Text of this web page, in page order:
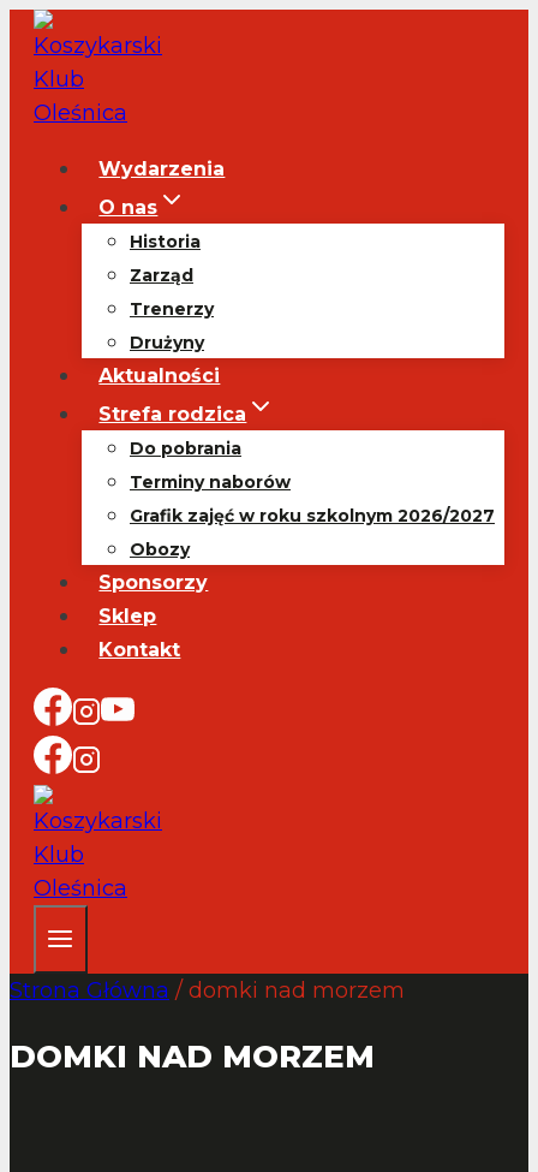
Przejdź
do
treści
Wydarzenia
O nas
Historia
Zarząd
Trenerzy
Drużyny
Aktualności
Strefa rodzica
Do pobrania
Terminy naborów
Grafik zajęć w roku szkolnym 2026/2027
Obozy
Sponsorzy
Sklep
Kontakt
Strona Główna / domki nad morzem
DOMKI NAD MORZEM